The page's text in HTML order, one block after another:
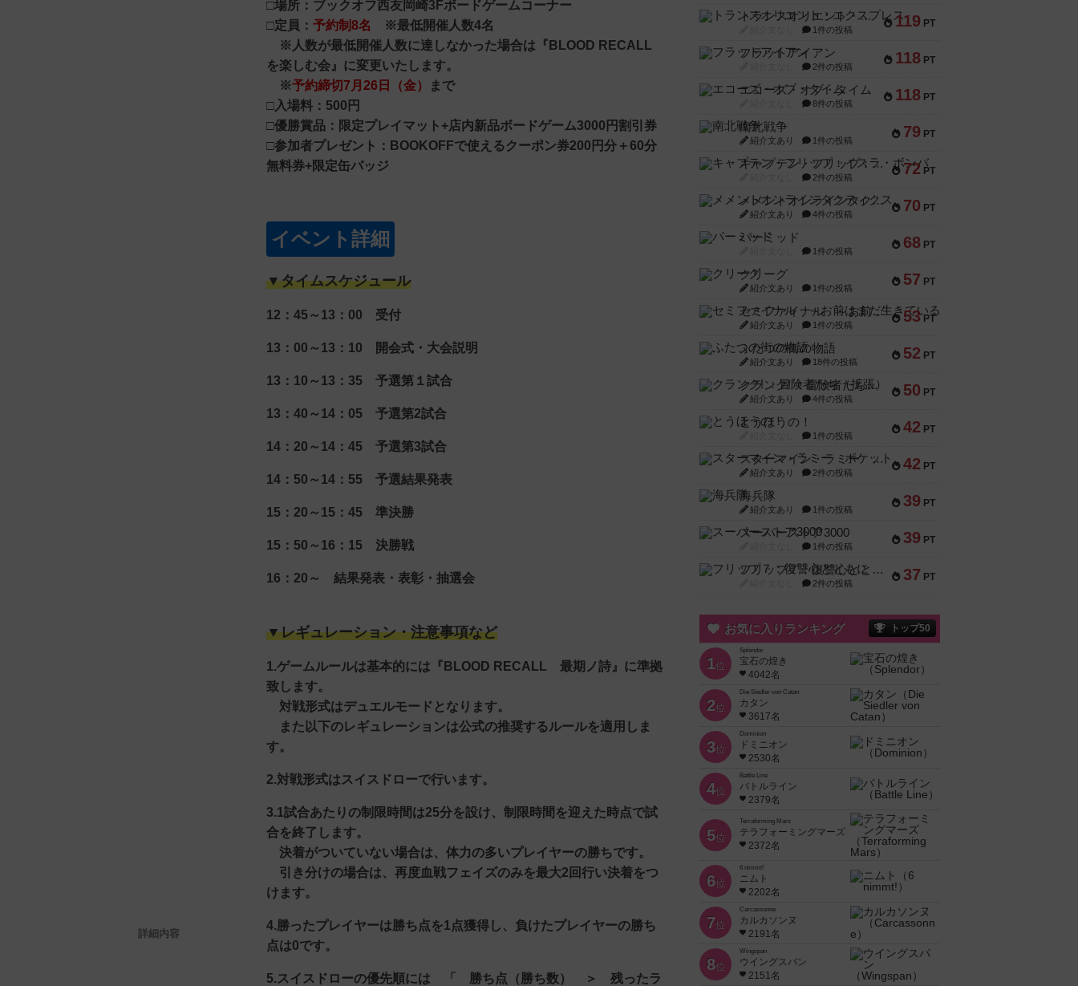
詳細内容
□場所：ブックオフ西友岡崎3Fボードゲームコーナー
□定員： 予約制8名
※最低開催人数4名
※人数が最低開催人数に達しなかった場合は『BLOOD RECALL
を楽しむ会』に変更いたします。
※予約締切7月26日（金）
まで
□入場料：500円
□優勝賞品：限定プレイマット+店内新品ボードゲーム3000円割引券
□参加者プレゼント：BOOKOFFで使えるクーポン券200円分＋60分
無料券+限定缶バッジ
イベント詳細
▼タイムスケジュール
12：45～13：00 受付
13：00～13：10 開会式・大会説明
13：10～13：35 予選第１試合
13：40～14：05 予選第2試合
14：20～14：45 予選第3試合
14：50～14：55 予選結果発表
15：20～15：45 準決勝
15：50～16：15 決勝戦
16：20～ 結果発表・表彰・抽選会
▼レギュレーション・注意事項など
1.ゲームルールは基本的には『BLOOD RECALL 最期ノ詩』に準拠
致します。
対戦形式はデュエルモードとなります。
また以下のレギュレーションは公式の推奨するルールを適用しま
す。
2.対戦形式はスイスドローで行います。
3.1試合あたりの制限時間は25分を設け、制限時間を迎えた時点で試
合を終了します。
決着がついていない場合は、体力の多いプレイヤーの勝ちです。
引き分けの場合は、再度血戦フェイズのみを最大2回行い決着をつ
けます。
4.勝ったプレイヤーは勝ち点を1点獲得し、負けたプレイヤーの勝ち
点は0です。
5.スイスドローの優先順には 「 勝ち点（勝ち数） ＞ 残ったラ
119 PT
トランスオリエント・エクスプレス
1件の投稿
118 PT
フラットアイアン
2件の投稿
118 PT
エコーズ・オブ・タイム
8件の投稿
79 PT
南北戦争
紹介文あり 1件の投稿
72 PT
キャプテン・フリップ：イスラ・ボンバ
2件の投稿
70 PT
メメントオンラインタクティクス
紹介文あり 4件の投稿
68 PT
パーミッド
1件の投稿
57 PT
クリーグ
紹介文あり 1件の投稿
53 PT
セミファイナル ～お前はまだ生きている～
紹介文あり 1件の投稿
52 PT
ふたつの街の物語
紹介文あり 18件の投稿
50 PT
クランク! ：冒険者たち（拡張）
紹介文あり 4件の投稿
42 PT
とうほうの！
1件の投稿
42 PT
スターマイン・ラミー ポケット
紹介文あり 2件の投稿
39 PT
海兵隊
紹介文あり 1件の投稿
39 PT
スーパーストア3000
1件の投稿
37 PT
フリップ７：復讐心とともに
2件の投稿
お気に入りランキング トップ50
1位
Splendor
宝石の煌き
4042名
2位
Die Siedler von Catan
カタン
3617名
3位
Dominion
ドミニオン
2530名
4位
Battle Line
バトルライン
2379名
5位
Terraforming Mars
テラフォーミングマーズ
2372名
6位
6 nimmt!
ニムト
2202名
7位
Carcassonne
カルカソンヌ
2191名
8位
Wingspan
ウイングスパン
2151名